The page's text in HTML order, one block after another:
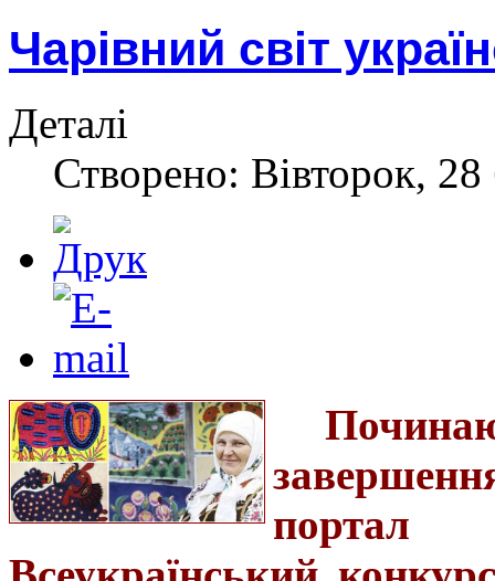
Чарівний світ
Деталі
Створено: Вівторок,